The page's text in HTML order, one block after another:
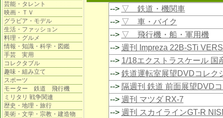
芸能・タレント
映画・ＴＶ
グラビア・モデル
生活・ファッション
料理・グルメ
情報・知識・科学・図鑑
手芸 実用
コレクタブル
趣味・組み立て
スポーツ
モーター 鉄道 飛行機
ミリタリ 戦争関連
歴史・地理・旅行
美術・文学・宗教・建造物
--> ▽ 鉄道・機関車
--> ▽ 車・バイク
--> ▽ 飛行機・船・軍用機
--> 週刊 Impreza 22B-STi
--> 1/18エクストラスケール 国
--> 鉄道運転室展望DVDコレク
--> 隔週刊 鉄道 前面展望DVD
--> 週刊 マツダ RX-7
--> 週刊 スカイラインGT-R